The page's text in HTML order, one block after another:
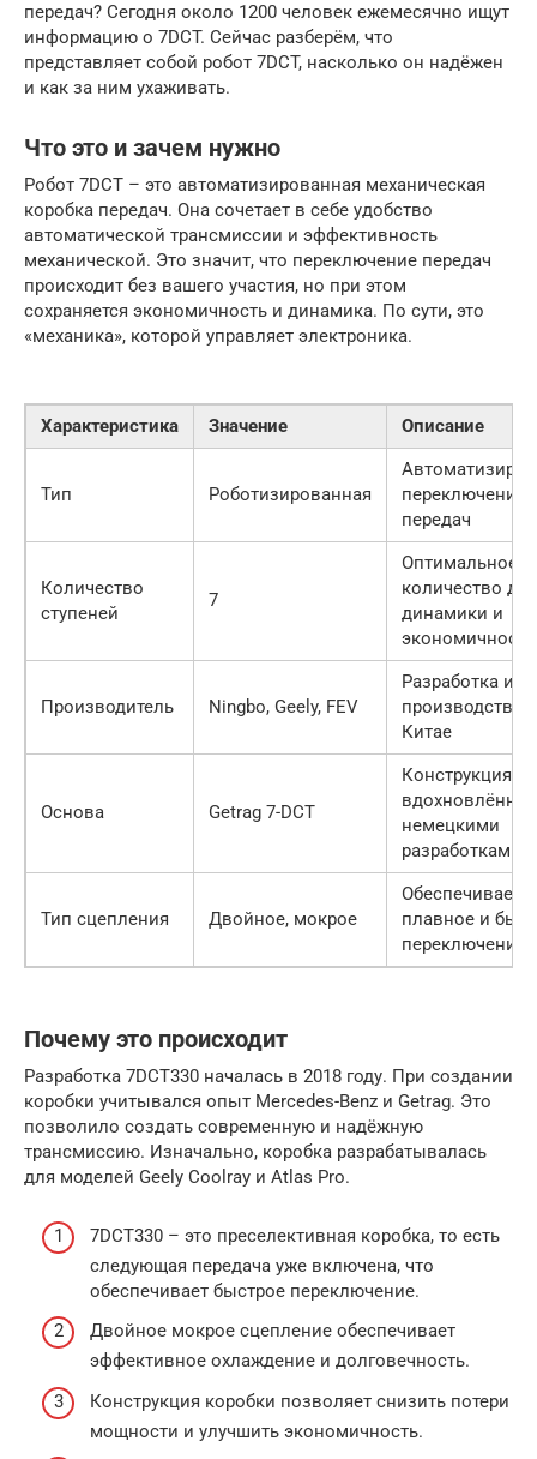
передач? Сегодня около 1200 человек ежемесячно ищут
информацию о 7DCT. Сейчас разберём, что
представляет собой робот 7DCT, насколько он надёжен
и как за ним ухаживать.
Что это и зачем нужно
Робот 7DCT – это автоматизированная механическая
коробка передач. Она сочетает в себе удобство
автоматической трансмиссии и эффективность
механической. Это значит, что переключение передач
происходит без вашего участия, но при этом
сохраняется экономичность и динамика. По сути, это
«механика», которой управляет электроника.
Характеристика Значение Описание
Тип Роботизированная
переключение
передач
Количество
ступеней
7
Оптимальное
количество для
динамики и
экономичности
Производитель Ningbo, Geely, FEV
Разработка и
производство
Китае
Основа Getrag 7-DCT
Конструкция,
вдохновлённая
немецкими
разработками
Тип сцепления Двойное, мокрое
Обеспечивает
плавное и
переключение
Почему это происходит
Разработка 7DCT330 началась в 2018 году. При создании
коробки учитывался опыт Mercedes-Benz и Getrag. Это
позволило создать современную и надёжную
трансмиссию. Изначально, коробка разрабатывалась
для моделей Geely Coolray и Atlas Pro.
7DCT330 – это преселективная коробка, то есть
следующая передача уже включена, что
обеспечивает быстрое переключение.
Двойное мокрое сцепление обеспечивает
эффективное охлаждение и долговечность.
Конструкция коробки позволяет снизить потери
мощности и улучшить экономичность.